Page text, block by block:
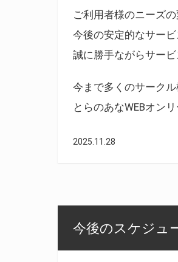
ご利用者様のニーズ
今後の安定的なサー
誠に勝手ながらサー
今まで多くのサーク
とらのあなWEBオン
2025.11.28
今後のスケジュ